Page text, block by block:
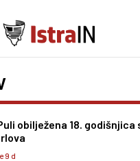
obilježena 18.
9 d